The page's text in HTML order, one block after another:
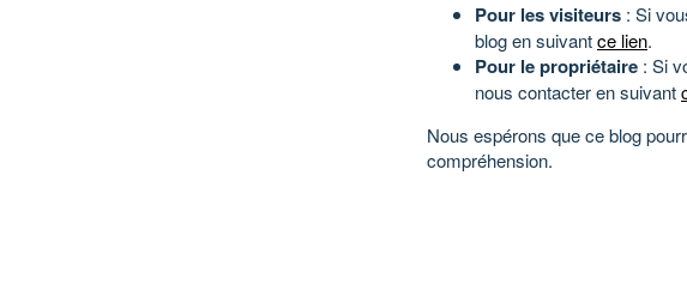
Pour les visiteurs : Si
blog en suivantce lien.
Pour le propriétaire : Si
nous contacter en suivant
Nous espérons que ce blog
compréhension.